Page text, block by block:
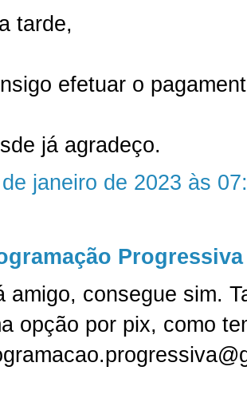
tarde,
efetuar o
já agradeço.
janeiro de 2023 às
Progressiva
amigo, consegue sim.
opção por pix, como